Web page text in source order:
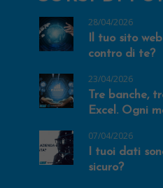
28/04/2026
Il tuo sito
contro di te?
23/04/2026
Tre banche,
Excel. Ogni
07/04/2026
I tuoi dati
sicuro?